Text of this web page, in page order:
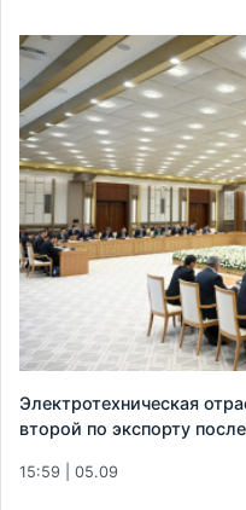
Электротехническая
второй по экспорту
15:59 | 05.09